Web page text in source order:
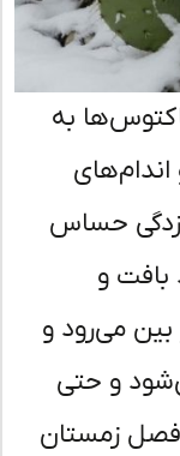
به
حساس
و
می‌رود و
و حتی
زمستان